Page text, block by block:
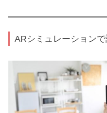
ARシミュレーション